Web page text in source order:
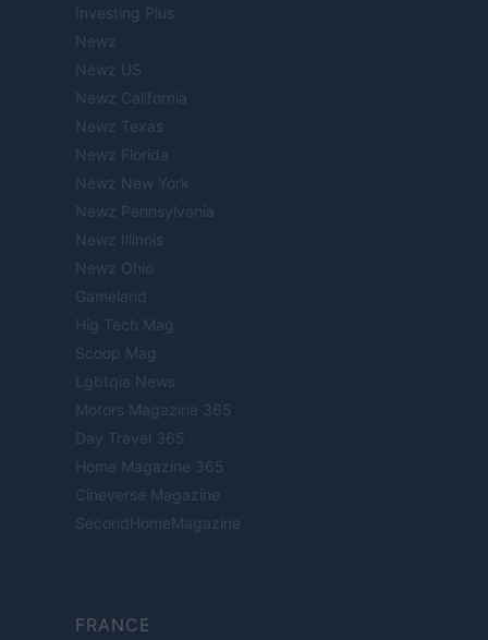
Investing Plus
Newz
Newz US
Newz California
Newz Texas
Newz Florida
Newz New York
Newz Pennsylvania
Newz Illinois
Newz Ohio
Gameland
Hig Tech Mag
Scoop Mag
Lgbtqia News
Motors Magazine 365
Day Travel 365
Home Magazine 365
Cineverse Magazine
SecondHomeMagazine
FRANCE